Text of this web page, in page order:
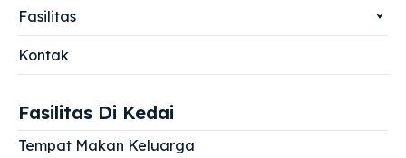
Fasilitas
Kontak
Fasilitas Di Kedai
Tempat Makan Keluarga